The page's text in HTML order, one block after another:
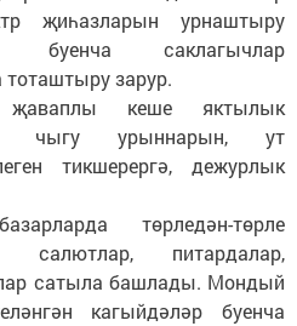
җиһазларын урнаштыру
буенча саклагычлар
тоташтыру зарур.
кеше яктылык
чыгу урыннарын, ут
тикшерергә, дежурлык
төрледән-төрле
салютлар, питардалар,
сатыла башлады. Мондый
кагыйдәләр буенча